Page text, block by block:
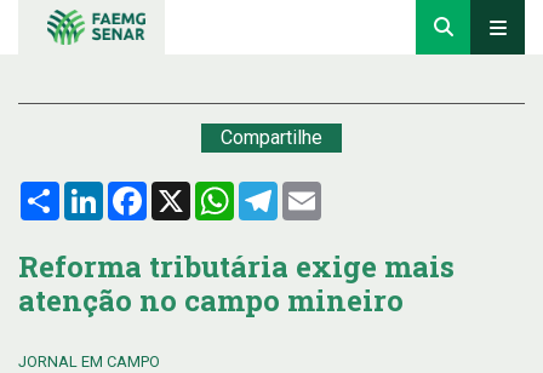
Compartilhe
Compartilhar
LinkedInFacebook
X WhatsApp
Telegram
Reforma tributária exige mais
atenção no campo mineiro
JORNAL EM CAMPO